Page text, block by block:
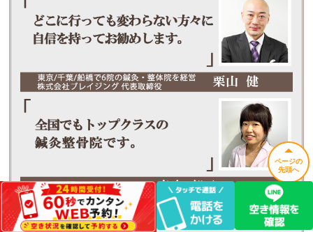
ページの
先頭へ